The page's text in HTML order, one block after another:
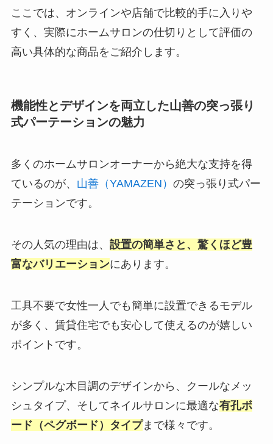
ここでは、オンラインや店舗で比較的手に入りや
すく、実際にホームサロンの仕切りとして評価の
高い具体的な商品をご紹介します。
機能性とデザインを両立した山善の突っ張り
式パーテーションの魅力
多くのホームサロンオーナーから絶大な支持を得
ているのが、 山善（YAMAZEN） の突っ張り式パー
テーションです。
その人気の理由は、 設置の簡単さと、驚くほど豊
富なバリエーションにあります。
工具不要で女性一人でも簡単に設置できるモデル
が多く、賃貸住宅でも安心して使えるのが嬉しい
ポイントです。
シンプルな木目調のデザインから、クールなメッ
シュタイプ、そしてネイルサロンに最適な有孔ボ
ード（ペグボード）タイプまで様々です。